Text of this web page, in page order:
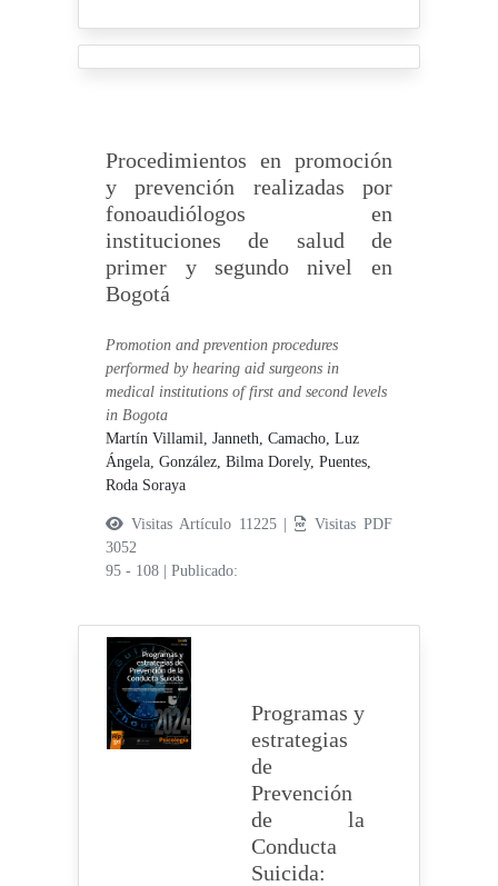
Procedimientos en promoción
y prevención realizadas por
fonoaudiólogos en
instituciones de salud de
primer y segundo nivel en
Bogotá
Promotion and prevention procedures
performed by hearing aid surgeons in
medical institutions of first and second levels
in Bogota
Martín Villamil, Janneth,Camacho, Luz
Ángela,González, Bilma Dorely,Puentes,
Roda Soraya
Visitas Artículo 11225 |
Visitas PDF
3052
95 - 108
|Publicado:
Programas y
estrategias
de
Prevención
de la
Conducta
Suicida: